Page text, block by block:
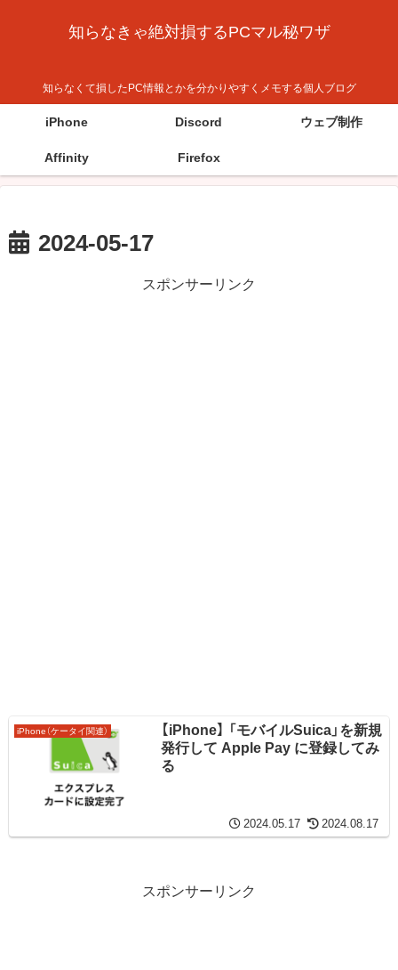
知らなきゃ絶対損するPCマル秘ワザ
知らなくて損したPC情報とかを分かりやすくメモする個人ブログ
iPhone Discord ウェブ制作
Affinity Firefox
2024-05-17
スポンサーリンク
iPhone（ケータイ関連）
【iPhone】 「モバイルSuica」を新規
発行して Apple Pay に登録してみ
る
2024.05.17 2024.08.17
スポンサーリンク